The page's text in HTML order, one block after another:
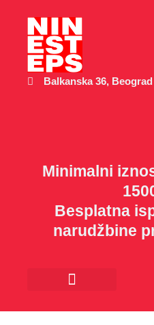
садржај
Balkanska 36, Beograd
Minimalni
Besplatna
narudžbine